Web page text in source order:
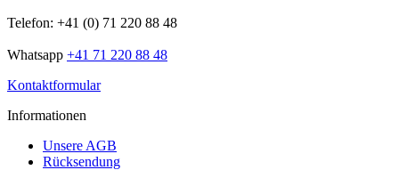
Telefon: +41 (0) 71 220 88 48
Whatsapp +41 71 220 88 48
Kontaktformular
Informationen
Unsere AGB
Rücksendung